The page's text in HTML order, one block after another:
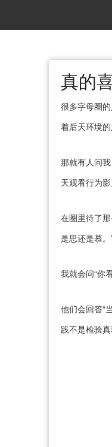
真的
很多字母圈
着后天环境
那就有人问
天观看行为
在圈里待了
是思还是慕。
我就会问“你
他们会回答“
践不是检验真